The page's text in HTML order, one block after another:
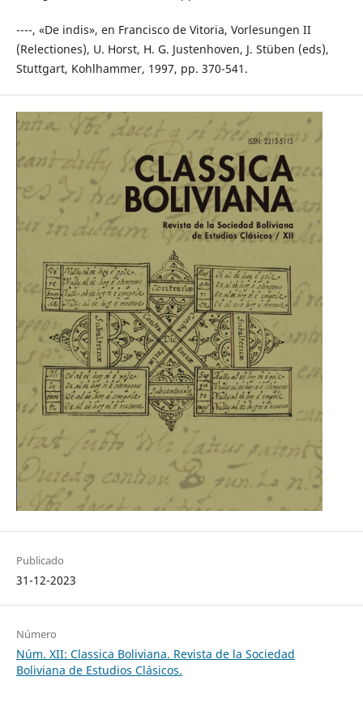
----, «De indis», en Francisco de Vitoria, Vorlesungen II
(Relectiones), U. Horst, H. G. Justenhoven, J. Stüben (eds),
Stuttgart, Kohlhammer, 1997, pp. 370-541.
Publicado
31-12-2023
Número
Núm. XII: Classica Boliviana. Revista de la Sociedad
Boliviana de Estudios Clásicos.